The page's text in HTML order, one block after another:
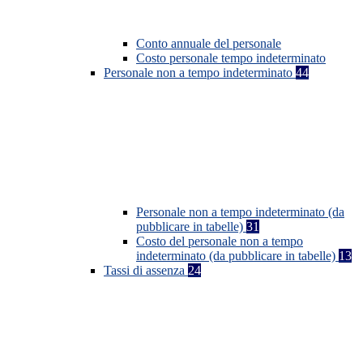
Conto annuale del personale
Costo personale tempo indeterminato
Personale non a tempo indeterminato 44
Personale non a tempo indeterminato (da
pubblicare in tabelle) 31
Costo del personale non a tempo
indeterminato (da pubblicare in tabelle) 13
Tassi di assenza 24